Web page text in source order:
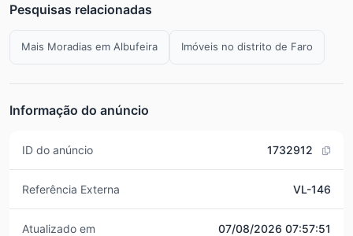
Pesquisas relacionadas
Mais Moradias em Albufeira Imóveis no distrito de Faro
Informação do anúncio
ID do anúncio 1732912
Referência Externa VL-146
Atualizado em 07/08/2026 07:57:51